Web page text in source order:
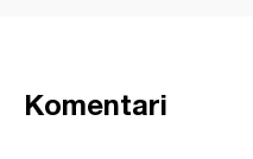
Komentari